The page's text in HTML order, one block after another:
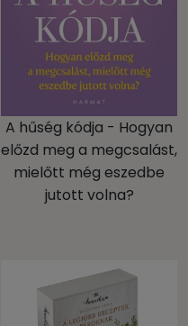
A hűség kódja - Hogyan
előzd meg a megcsalást,
mielőtt még eszedbe
jutott volna?